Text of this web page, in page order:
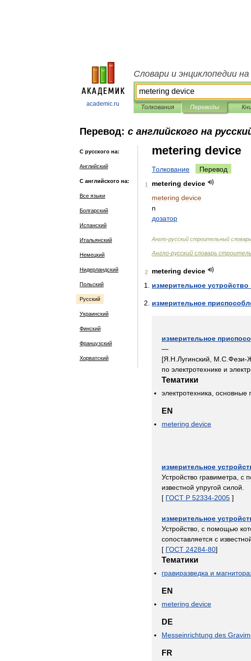
academic.ru
Словари и энциклопедии
Толкования Переводы
Перевод: с английского на
С русского на:
Английский
С английского на:
Все языки
Болгарский
Испанский
Итальянский
Немецкий
Нидерландский
Польский
Русский
Украинский
Финский
Французский
Хорватский
metering device
Толкование Перевод
1 metering device
metering device
n
дозатор
Англо-русский строительный словарь
Англо-русский словарь
2 metering device
измерительное устройство
измерительное
измерительное
—
[Я Н Лугинский М С Фези-
по электротехнике и
Тематики
электротехника основные
EN
metering device
измерительное
Устройство гравиметра с
известной упругой силой
[ ГОСТ Р 52334-2005 ]
измерительное
Устройство с помощью
сопоставляется с
[ ГОСТ 24284-80]
Тематики
гравиразведка и
EN
metering device
DE
Messeinrichtung des
FR